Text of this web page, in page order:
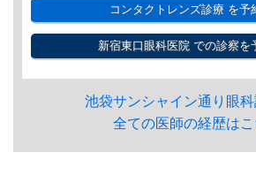
コンタクトレンズ診療を予
新宿東口眼科医院での診察を
池袋サンシャイン通り眼
全ての医師の経歴はこ